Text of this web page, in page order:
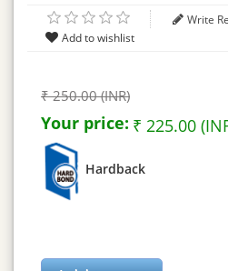
Write
₹ 250.00 (INR)
Your price: ₹ 225.00
Hardback